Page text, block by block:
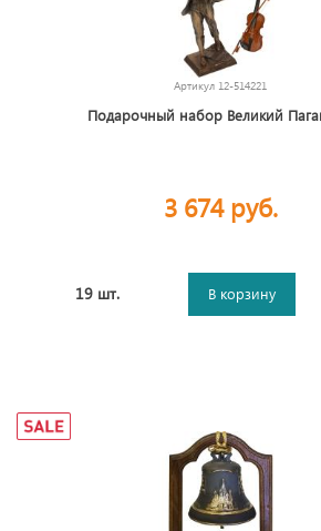
Артикул 12-514221
Подарочный набор Великий
3 674 руб.
19 шт. В корзину